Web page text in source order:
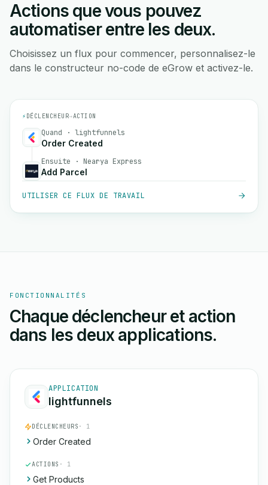
Actions que vous pouvez
automatiser entre les deux.
Choisissez un flux pour commencer, personnalisez-le
dans le constructeur no-code de eGrow et activez-le.
⚡ DÉCLENCHEUR→ACTION
Quand · lightfunnels
Order Created
Ensuite · Nearya Express
Add Parcel
UTILISER CE FLUX DE TRAVAIL
FONCTIONNALITÉS
Chaque déclencheur et action
dans les deux applications.
APPLICATION
lightfunnels
DÉCLENCHEURS · 1
Order Created
ACTIONS · 1
Get Products